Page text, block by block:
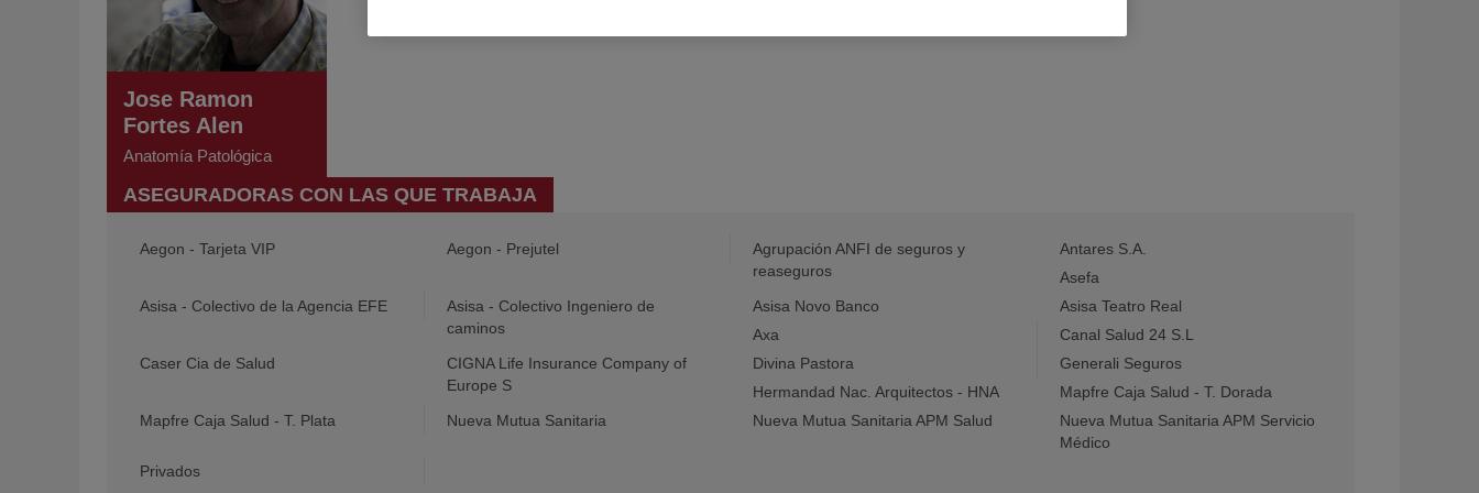
Jose Ramon
Fortes Alen
Anatomía Patológica
ASEGURADORAS CON LAS QUE TRABAJA
Aegon - Tarjeta VIP Aegon - Prejutel
Agrupación ANFI de seguros y
reaseguros
Antares S.A.
Asefa
Asisa - Colectivo de la Agencia EFE
Asisa - Colectivo Ingeniero de
caminos
Asisa Novo Banco
Asisa Teatro Real
Axa
Canal Salud 24 S.L
Caser Cia de Salud
CIGNA Life Insurance Company of
Europe S
Divina Pastora
Generali Seguros
Hermandad Nac. Arquitectos - HNA
Mapfre Caja Salud - T. Dorada
Mapfre Caja Salud - T. Plata
Nueva Mutua Sanitaria Nueva Mutua Sanitaria APM Salud
Nueva Mutua Sanitaria APM Servicio
Médico
Privados